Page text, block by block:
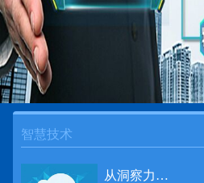
智慧技术
从洞察力到生产力 伊利大数据的价值创造